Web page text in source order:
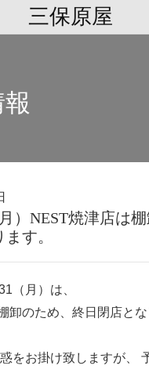
三保原屋
）NEST焼津店は
す。
（月）は、
卸のため、終日閉店とな
をお掛け致しますが、